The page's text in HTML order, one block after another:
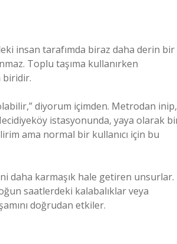
insan tarafımda biraz daha derin bir
Toplu taşıma kullanırken
biridir.
diyorum içimden. Metrodan inip,
istasyonunda, yaya olarak
ama normal bir kullanıcı için bu
daha karmaşık hale getiren unsurlar.
saatlerdeki kalabalıklar veya
doğrudan etkiler.